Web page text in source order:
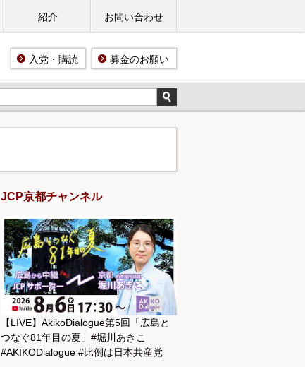
紹介 お問い合わせ
入党・購読 募金のお願い
JCP京都チャンネル
【LIVE】AkikoDialogue第5回「広島と
つなぐ81年目の夏」#堀川あきこ
#AKIKODialogue #比例は日本共産党